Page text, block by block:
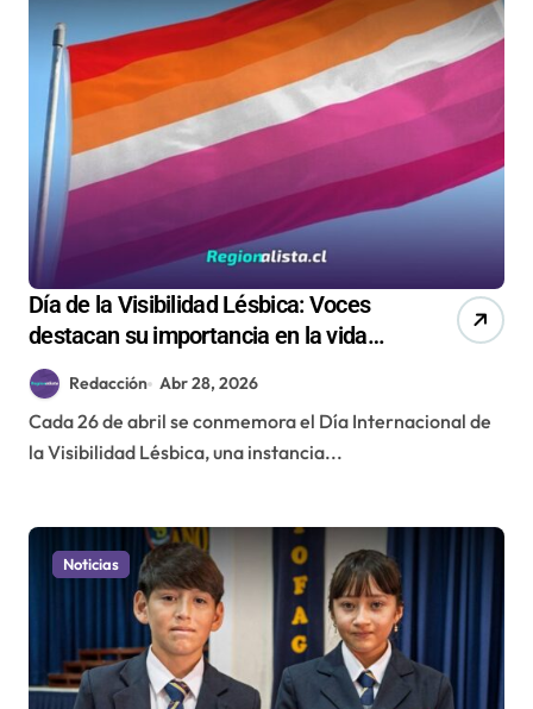
Día de la Visibilidad Lésbica: Voces
destacan su importancia en la vida
cotidiana
Redacción Abr 28, 2026
Cada 26 de abril se conmemora el Día Internacional de
la Visibilidad Lésbica, una instancia...
Noticias